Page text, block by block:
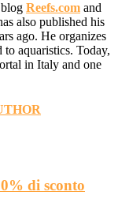
Reefs.com and
also published his
ago. He organizes
to aquaristics. Today,
in Italy and one
di sconto